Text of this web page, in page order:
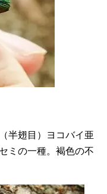
半翅目）ヨコバイ亜
ミの一種。褐色の不